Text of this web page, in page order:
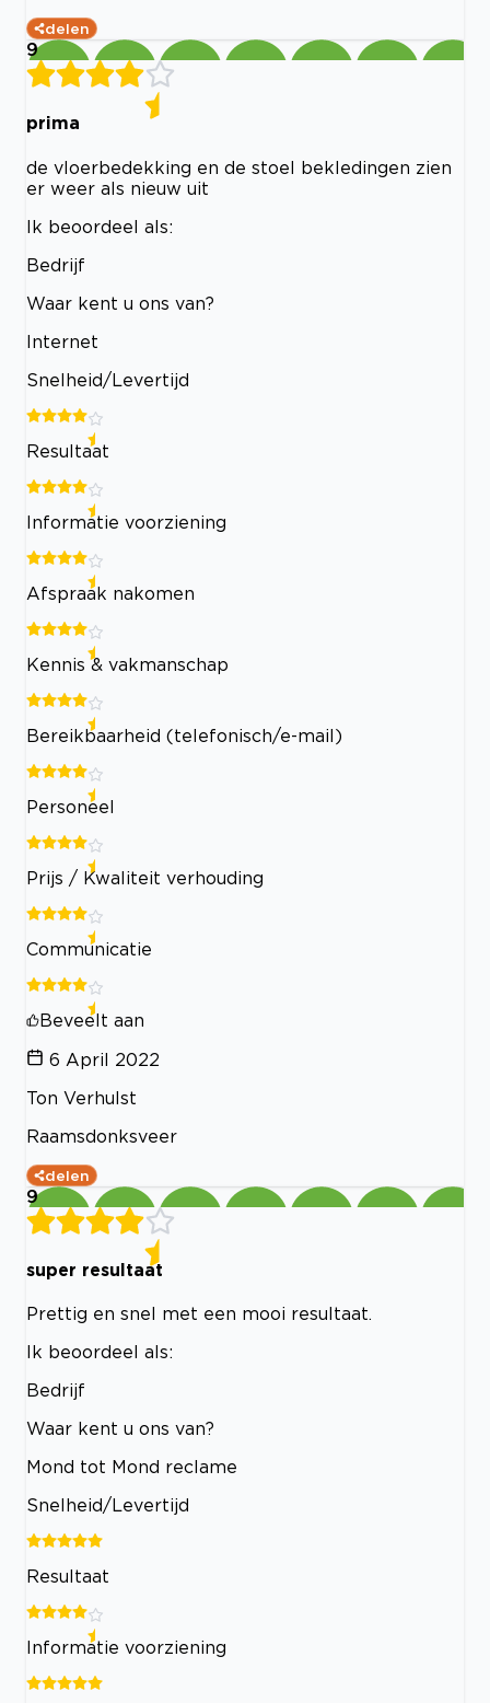
delen
9
prima
de vloerbedekking en de stoel bekledingen zien
er weer als nieuw uit
Ik beoordeel als:
Bedrijf
Waar kent u ons van?
Internet
Snelheid/Levertijd
Resultaat
Informatie voorziening
Afspraak nakomen
Kennis & vakmanschap
Bereikbaarheid (telefonisch/e-mail)
Personeel
Prijs / Kwaliteit verhouding
Communicatie
Beveelt aan
6 April 2022
Ton Verhulst
Raamsdonksveer
delen
9
super resultaat
Prettig en snel met een mooi resultaat.
Ik beoordeel als:
Bedrijf
Waar kent u ons van?
Mond tot Mond reclame
Snelheid/Levertijd
Resultaat
Informatie voorziening